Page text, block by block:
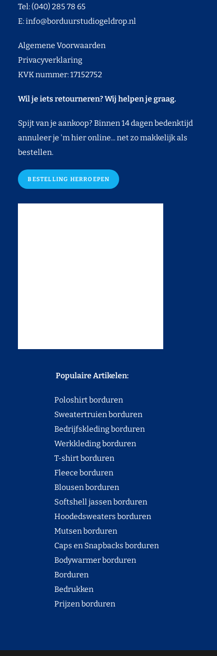
Tel: (040) 285 78 65
E:info@borduurstudiogeldrop.nl
Algemene Voorwaarden
Privacyverklaring
KVK nummer: 17152752
Wil je iets retourneren? Wij helpen je graag.
Spijt van je aankoop? Binnen 14 dagen bedenktijd
annuleer je 'm hier online... net zo makkelijk als
bestellen.
BESTELLING HERROEPEN
Populaire Artikelen:
Poloshirt borduren
Sweatertruien borduren
Bedrijfskleding borduren
Werkkleding borduren
T-shirt borduren
Fleece borduren
Blousen borduren
Softshell jassen borduren
Hoodedsweaters borduren
Mutsen borduren
Caps en Snapbacks borduren
Bodywarmer borduren
Borduren
Bedrukken
Prijzen borduren